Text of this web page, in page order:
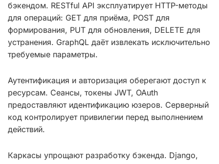
бэкендом. RESTful API эксплуатирует HTTP-методы
для операций: GET для приёма, POST для
формирования, PUT для обновления, DELETE для
устранения. GraphQL даёт извлекать исключительно
требуемые параметры.
Аутентификация и авторизация оберегают доступ к
ресурсам. Сеансы, токены JWT, OAuth
предоставляют идентификацию юзеров. Серверный
код контролирует привилегии перед выполнением
действий.
Каркасы упрощают разработку бэкенда. Django,